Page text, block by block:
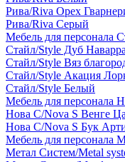
Рива/Riva Орех
Рива/Riva Серый
Мебель для персонала
Стайл/Style Дуб Наварра
Стайл/Style Вяз
Стайл/Style Акация
Стайл/Style Белый
Мебель для персонала
Нова С/Nova S Венге
Нова С/Nova S Бук
Мебель для персонала
Метал Систем/Metal